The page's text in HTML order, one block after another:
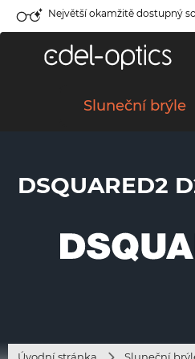
Největší okamžitě dostupný
Sluneční brýle
DSQUARED2